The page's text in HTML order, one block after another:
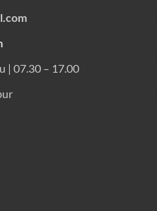
| 07.30 – 17.00